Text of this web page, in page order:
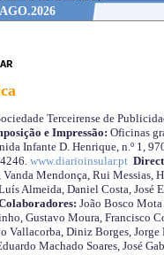
Terceirense de
e Impressão: Oficinas
Infante D. Henrique, n.º 1,
www.diarioinsular.pt
Mendonça, Rui Messias,
Almeida, Daniel Costa,
João Bosco
Gustavo Moura, Francisco
Vallacorba, Diniz Borges, Jorge
Machado Soares, José